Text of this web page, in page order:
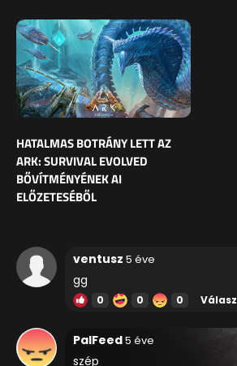
HATALMAS BOTRÁNY LETT AZ
ARK: SURVIVAL EVOLVED
BŐVÍTMÉNYÉNEK AI
ELŐZETESÉBŐL
ventusz 5 éve
gg
0 0 0 Válasz
PalFeed5 éve
szép